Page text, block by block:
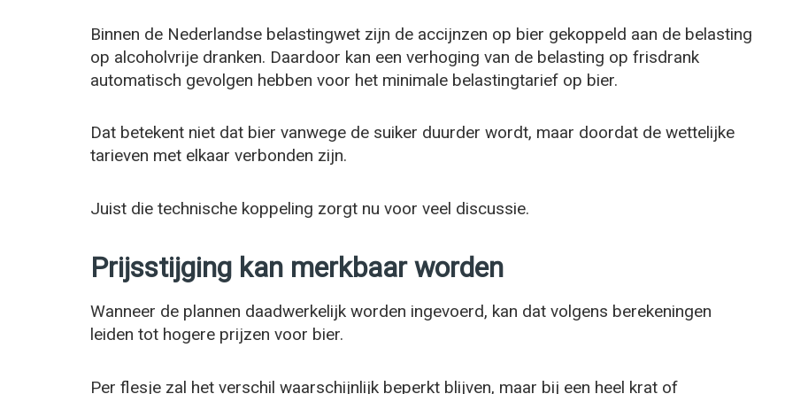
Binnen de Nederlandse belastingwet zijn de accijnzen op bier gekoppeld aan de belasting
op alcoholvrije dranken. Daardoor kan een verhoging van de belasting op frisdrank
automatisch gevolgen hebben voor het minimale belastingtarief op bier.
Dat betekent niet dat bier vanwege de suiker duurder wordt, maar doordat de wettelijke
tarieven met elkaar verbonden zijn.
Juist die technische koppeling zorgt nu voor veel discussie.
Prijsstijging kan merkbaar worden
Wanneer de plannen daadwerkelijk worden ingevoerd, kan dat volgens berekeningen
leiden tot hogere prijzen voor bier.
Per flesje zal het verschil waarschijnlijk beperkt blijven, maar bij een heel krat of